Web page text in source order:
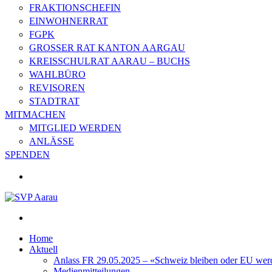
FRAKTIONSCHEFIN
EINWOHNERRAT
FGPK
GROSSER RAT KANTON AARGAU
KREISSCHULRAT AARAU – BUCHS
WAHLBÜRO
REVISOREN
STADTRAT
MITMACHEN
MITGLIED WERDEN
ANLÄSSE
SPENDEN
Home
Aktuell
Anlass FR 29.05.2025 – «Schweiz bleiben oder EU